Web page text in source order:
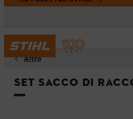
Altro
Set sacco di